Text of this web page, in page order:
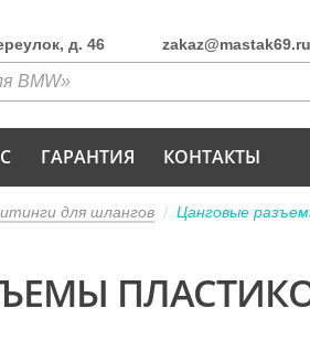
д. 46
ГАРАНТИЯ КОНТАКТЫ
для шлангов Цанговые